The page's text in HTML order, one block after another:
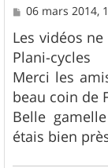
M
s
s
a
g
e
06 mars 2014,
Les vidéos
Plani-cycles
Merci les
beau coin de
Belle
étais bien